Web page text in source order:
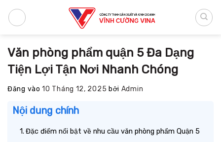
qua
Văn phòng phẩm quận 5 Đa Dạng
Tiện Lợi Tận Nơi Nhanh Chóng
Đăng vào10 Tháng 12, 2025 bởi Admin
Nội dung chính
Đặc điểm nổi bật về nhu cầu văn phòng phẩm Quận 5